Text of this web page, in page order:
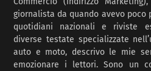
giornalista da quando avevo poco
quotidiani nazionali e riviste
diverse testate specializzate
auto e moto, descrivo le mie
emozionare i lettori. Sono un